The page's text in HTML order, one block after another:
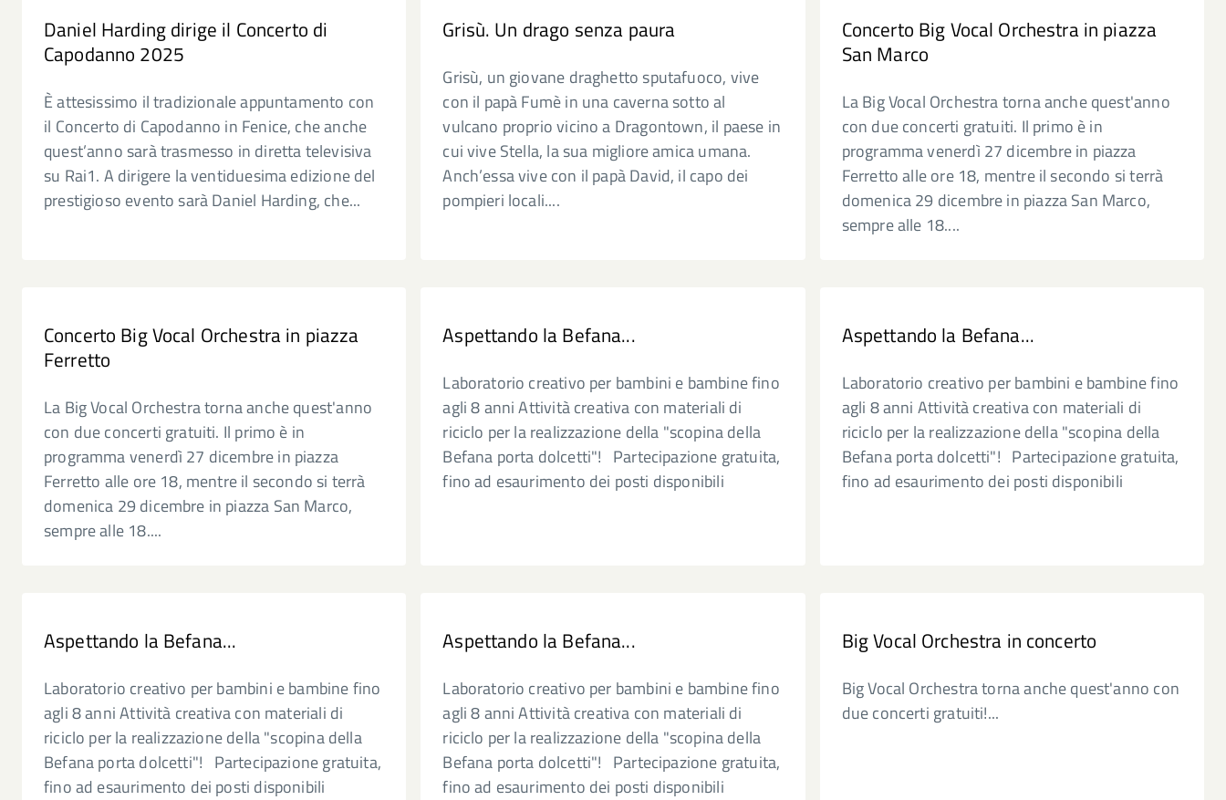
Daniel Harding dirige il Concerto di
Capodanno 2025
È attesissimo il tradizionale appuntamento con
il Concerto di Capodanno in Fenice, che anche
quest’anno sarà trasmesso in diretta televisiva
su Rai1. A dirigere la ventiduesima edizione del
prestigioso evento sarà Daniel Harding, che...
Grisù. Un drago senza paura
Grisù, un giovane draghetto sputafuoco, vive
con il papà Fumè in una caverna sotto al
vulcano proprio vicino a Dragontown, il paese in
cui vive Stella, la sua migliore amica umana.
Anch’essa vive con il papà David, il capo dei
pompieri locali....
Concerto Big Vocal Orchestra in piazza
San Marco
La Big Vocal Orchestra torna anche quest'anno
con due concerti gratuiti. Il primo è in
programma venerdì 27 dicembre in piazza
Ferretto alle ore 18, mentre il secondo si terrà
domenica 29 dicembre in piazza San Marco,
sempre alle 18....
Concerto Big Vocal Orchestra in piazza
Ferretto
La Big Vocal Orchestra torna anche quest'anno
con due concerti gratuiti. Il primo è in
programma venerdì 27 dicembre in piazza
Ferretto alle ore 18, mentre il secondo si terrà
domenica 29 dicembre in piazza San Marco,
sempre alle 18....
Aspettando la Befana...
Laboratorio creativo per bambini e bambine fino
agli 8 anni Attività creativa con materiali di
riciclo per la realizzazione della "scopina della
Befana porta dolcetti"! Partecipazione gratuita,
fino ad esaurimento dei posti disponibili
Aspettando la Befana...
Laboratorio creativo per bambini e bambine fino
agli 8 anni Attività creativa con materiali di
riciclo per la realizzazione della "scopina della
Befana porta dolcetti"! Partecipazione gratuita,
fino ad esaurimento dei posti disponibili
Aspettando la Befana...
Laboratorio creativo per bambini e bambine fino
agli 8 anni Attività creativa con materiali di
riciclo per la realizzazione della "scopina della
Befana porta dolcetti"! Partecipazione gratuita,
fino ad esaurimento dei posti disponibili
Aspettando la Befana...
Laboratorio creativo per bambini e bambine fino
agli 8 anni Attività creativa con materiali di
riciclo per la realizzazione della "scopina della
Befana porta dolcetti"! Partecipazione gratuita,
fino ad esaurimento dei posti disponibili
Big Vocal Orchestra in concerto
Big Vocal Orchestra torna anche quest'anno con
due concerti gratuiti!...